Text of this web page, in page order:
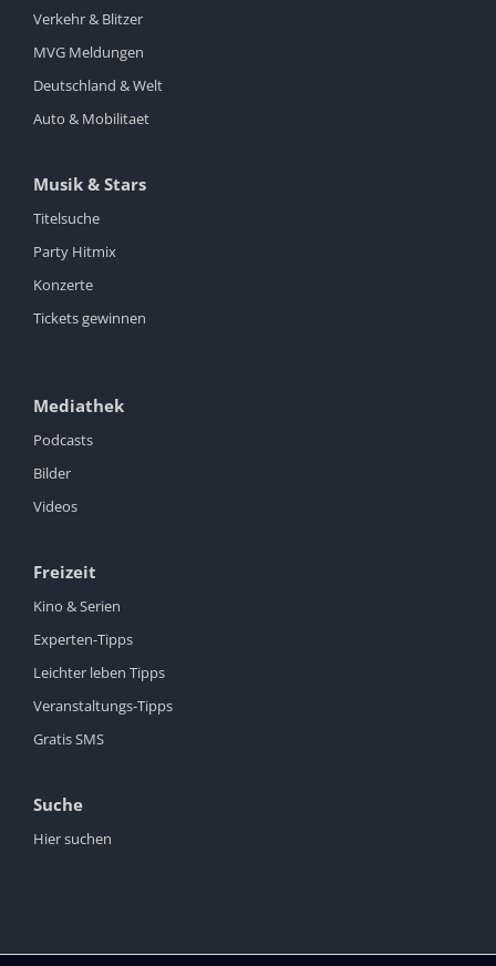
Verkehr & Blitzer
MVG Meldungen
Deutschland & Welt
Auto & Mobilitaet
Musik & Stars
Titelsuche
Party Hitmix
Konzerte
Tickets gewinnen
Mediathek
Podcasts
Bilder
Videos
Freizeit
Kino & Serien
Experten-Tipps
Leichter leben Tipps
Veranstaltungs-Tipps
Gratis SMS
Suche
Hier suchen